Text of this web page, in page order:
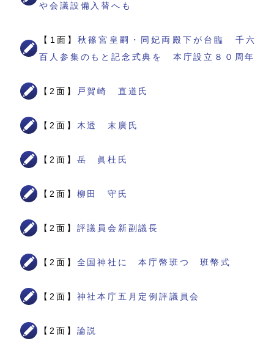
や会議設備入替へも
【1面】秋篠宮皇嗣・同妃両殿下が台臨 千六
百人参集のもと記念式典を 本庁設立８０周年
【2面】 戸賀崎 直道氏
【2面】 木透 末廣氏
【2面】 岳 眞杜氏
【2面】 柳田 守氏
【2面】 評議員会新副議長
【2面】 全国神社に 本庁幣班つ 班幣式
【2面】 神社本庁五月定例評議員会
【2面】 論説